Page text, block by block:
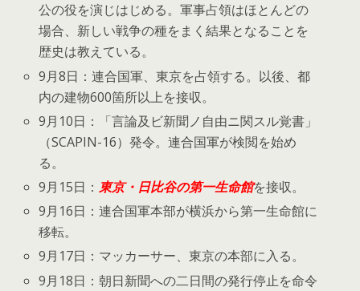
公の役を演じはじめる。軍事占領はほとんどの
場合、新しい戦争の種をまく結果となることを
歴史は教えている。
9月8日：連合国軍、東京を占領する。以後、都
内の建物600箇所以上を接収。
9月10日：「言論及ビ新聞ノ自由ニ関スル覚書」
（SCAPIN-16）発令。連合国軍が検閲を始め
る。
9月15日：東京・日比谷の第一生命館を接収。
9月16日：連合国軍本部が横浜から第一生命館に
移転。
9月17日：マッカーサー、東京の本部に入る。
9月18日：朝日新聞への二日間の発行停止を命令